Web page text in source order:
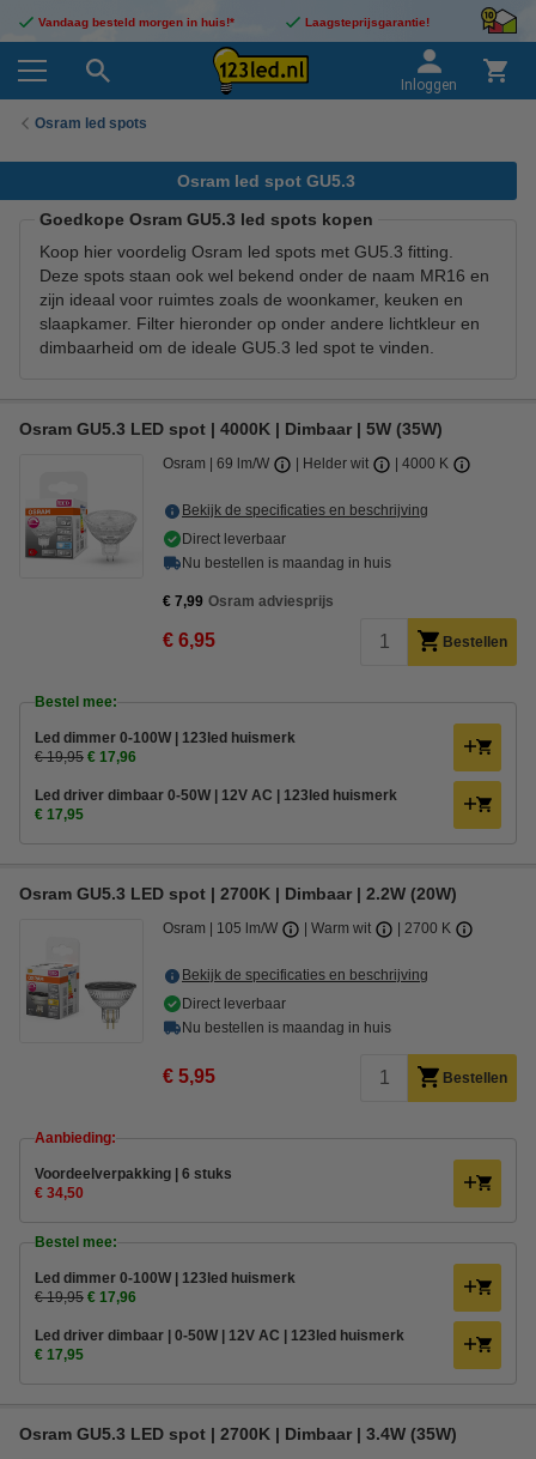
Vandaag besteld morgen in huis!* Laagsteprijsgarantie!
Inloggen
Osram led spots
Osram led spot GU5.3
Goedkope Osram GU5.3 led spots kopen
Koop hier voordelig Osram led spots met GU5.3 fitting.
Deze spots staan ook wel bekend onder de naam MR16 en
zijn ideaal voor ruimtes zoals de woonkamer, keuken en
slaapkamer. Filter hieronder op onder andere lichtkleur en
dimbaarheid om de ideale GU5.3 led spot te vinden.
Osram GU5.3 LED spot | 4000K | Dimbaar | 5W (35W)
Osram 69 lm/W Helder wit 4000 K
Bekijk de specificaties en beschrijving
Direct leverbaar
Nu bestellen is maandag in huis
€ 7,99 Osram adviesprijs
€ 6,95 Bestellen
Bestel mee:
Led dimmer 0-100W | 123led huismerk
€ 19,95 € 17,96
Led driver dimbaar 0-50W | 12V AC | 123led huismerk
€ 17,95
Osram GU5.3 LED spot | 2700K | Dimbaar | 2.2W (20W)
Osram 105 lm/W Warm wit 2700 K
Bekijk de specificaties en beschrijving
Direct leverbaar
Nu bestellen is maandag in huis
€ 5,95 Bestellen
Aanbieding:
Voordeelverpakking | 6 stuks
€ 34,50
Bestel mee:
Led dimmer 0-100W | 123led huismerk
€ 19,95 € 17,96
Led driver dimbaar | 0-50W | 12V AC | 123led huismerk
€ 17,95
Osram GU5.3 LED spot | 2700K | Dimbaar | 3.4W (35W)